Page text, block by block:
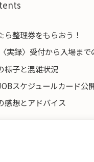
ら整理券をもらおう！
〈実録〉受付から入場ま
様子と混雑状況
スケジュールカード公
感想とアドバイス